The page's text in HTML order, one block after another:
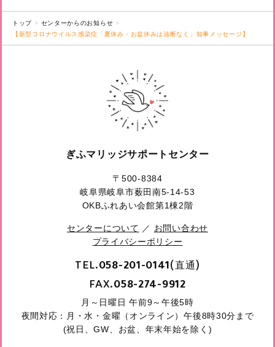
トップ
センターからのお知らせ
【新型コロナウイルス感染症「夏休み・お盆休みは油断なく」知事メッセージ】
ぎふマリッジサポートセンター
〒500-8384
岐阜県岐阜市薮田南5-14-53
OKBふれあい会館第1棟2階
センターについて ／ お問い合わせ
プライバシーポリシー
TEL.058-201-0141(直通)
FAX.058-274-9912
月～日曜日 午前9～午後5時
夜間対応：月・水・金曜（オンライン）午後8時30分まで
(祝日、GW、お盆、年末年始を除く)